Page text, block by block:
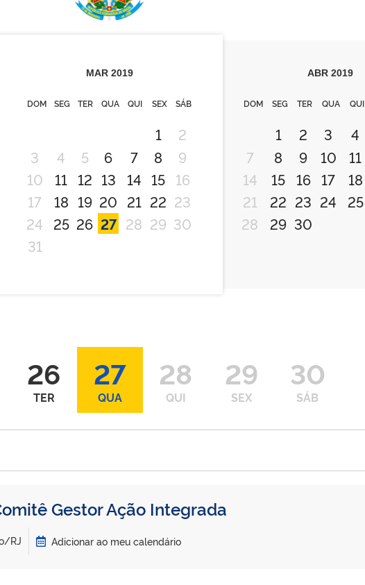
MAR 2019
DOM SEG TER QUA QUI SEX SÁB
1
2
3
4 5 6 7 8
9
10
11 12 13 14 15 16
17
18 19 20 21 22 23
24
25 26 27 28 29 30
31
ABR 2019
DOM SEG TER QUA QUI
1 2 3 4
7
8 9 10 11
14
15 16 17 18
21
22 23 24 25
28
29 30
26
TER
27
QUA
28
QUI
29
SEX
30
SÁB
Gestor Ação Integrada
RJ Adicionar ao meu calendário